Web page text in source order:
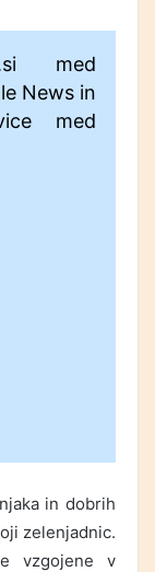
med
News in
med
in dobrih
zelenjadnic.
vzgojene v